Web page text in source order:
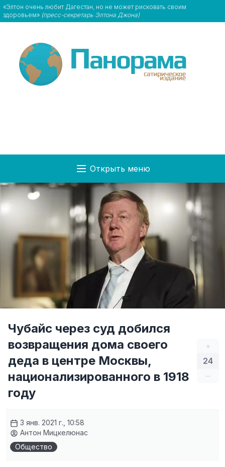
«Элтон очень любит Дагестан, но не может рисковать своим
здоровьем» (пресс-секретарь Элтона Джона)
Открыть меню
+
24
–
Чубайс через суд добился
возвращения дома своего
деда в центре Москвы,
национализированного в 1918
году
3 янв. 2021 г., 10:58
Антон Мицкелюнас
Общество